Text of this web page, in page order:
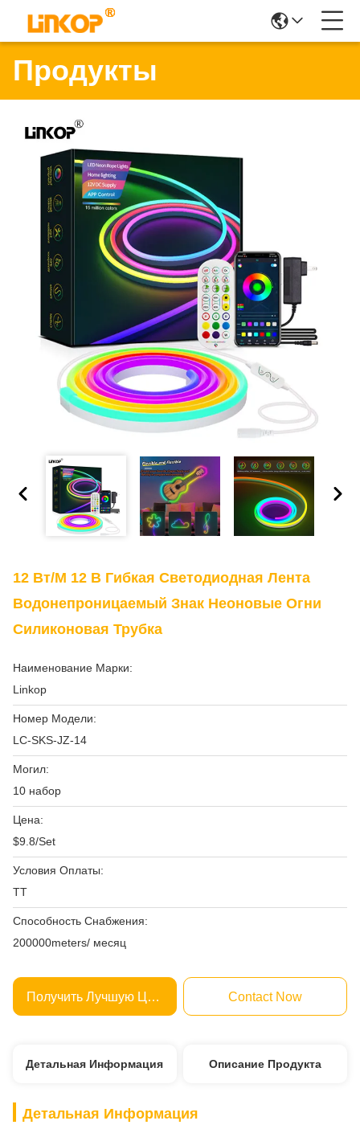
Продукты
12 Вт/м 12 В Гибкая Светодиодная Лента
Водонепроницаемый Знак Неоновые Огни
Силиконовая Трубка
Наименование Марки:
Linkop
Номер Модели:
LC-SKS-JZ-14
Могил:
10 набор
Цена:
$9.8/Set
Условия Оплаты:
ТТ
Способность Снабжения:
200000meters/ месяц
Получить Лучшую Цену Contact Now
Детальная Информация Описание Продукта
Детальная Информация